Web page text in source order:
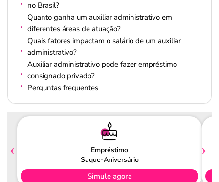
no Brasil?
Quanto ganha um auxiliar administrativo em
diferentes áreas de atuação?
Quais fatores impactam o salário de um auxiliar
administrativo?
Auxiliar administrativo pode fazer empréstimo
consignado privado?
Perguntas frequentes
Empréstimo
Saque-Aniversário
Simule agora